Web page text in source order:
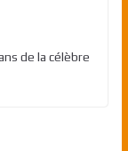
de la célèbre